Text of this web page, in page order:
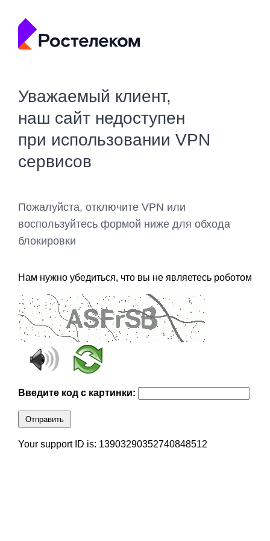
Уважаемый клиент,
наш сайт недоступен
при использовании VPN
сервисов
Пожалуйста, отключите VPN или
воспользуйтесь формой ниже для обхода
блокировки
Нам нужно убедиться, что вы не являетесь роботом
Введите код с картинки:
Отправить
Your support ID is: 13903290352740848512